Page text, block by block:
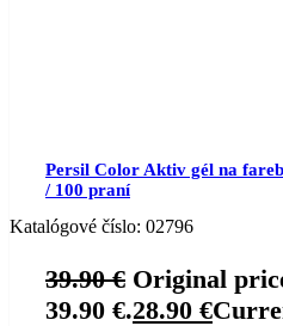
Persil Color Aktiv gél na
/ 100 praní
Katalógové číslo: 02796
39.90€ Original
39.90 €.28.90 €